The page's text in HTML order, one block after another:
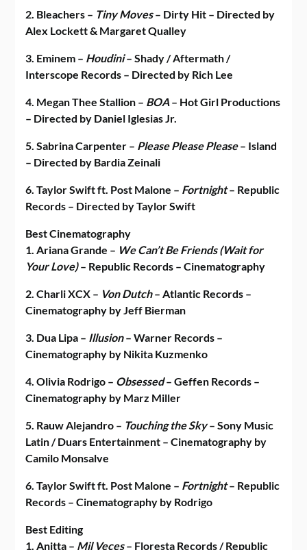
2. Bleachers – Tiny Moves– Dirty Hit – Directed by
Alex Lockett & Margaret Qualley
3. Eminem – Houdini– Shady / Aftermath /
Interscope Records – Directed by Rich Lee
4. Megan Thee Stallion – BOA – Hot Girl Productions
– Directed by Daniel Iglesias Jr.
5. Sabrina Carpenter – Please Please Please– Island
– Directed by Bardia Zeinali
6. Taylor Swift ft. Post Malone – Fortnight– Republic
Records – Directed by Taylor Swift
Best Cinematography
1. Ariana Grande – We Can’t Be Friends (Wait for
Your Love)– Republic Records – Cinematography
2. Charli XCX – Von Dutch– Atlantic Records –
Cinematography by Jeff Bierman
3. Dua Lipa – Illusion– Warner Records –
Cinematography by Nikita Kuzmenko
4. Olivia Rodrigo – Obsessed– Geffen Records –
Cinematography by Marz Miller
5. Rauw Alejandro – Touching the Sky– Sony Music
Latin / Duars Entertainment – Cinematography by
Camilo Monsalve
6. Taylor Swift ft. Post Malone – Fortnight– Republic
Records – Cinematography by Rodrigo
Best Editing
1. Anitta – Mil Veces– Floresta Records / Republic